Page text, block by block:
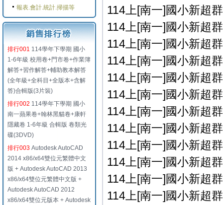
報表.會計.統計.掃描等
排行001 114學年下學期 國小
1-6年級 校用卷+門市卷+作業簿
解答+習作解答+輔助教本解答
(全年級+全科目+全版本+含解
答)合輯版(3片裝)
排行002 114學年下學期 國小
南一蘋果卷+翰林黑貓卷+康軒
隱藏卷 1-6年級 合輯版 卷類光
碟(3DVD)
排行003 Autodesk AutoCAD
2014 x86/x64雙位元繁體中文
版 + Autodesk AutoCAD 2013
x86/x64雙位元繁體中文版 +
Autodesk AutoCAD 2012
x86/x64雙位元版本 + Autodesk
114上[南一]國小新超
114上[南一]國小新超
114上[南一]國小新超
114上[南一]國小新超
114上[南一]國小新超
114上[南一]國小新超
114上[南一]國小新超
114上[南一]國小新超
114上[南一]國小新超
114上[南一]國小新超
114上[南一]國小新超
114上[南一]國小新超